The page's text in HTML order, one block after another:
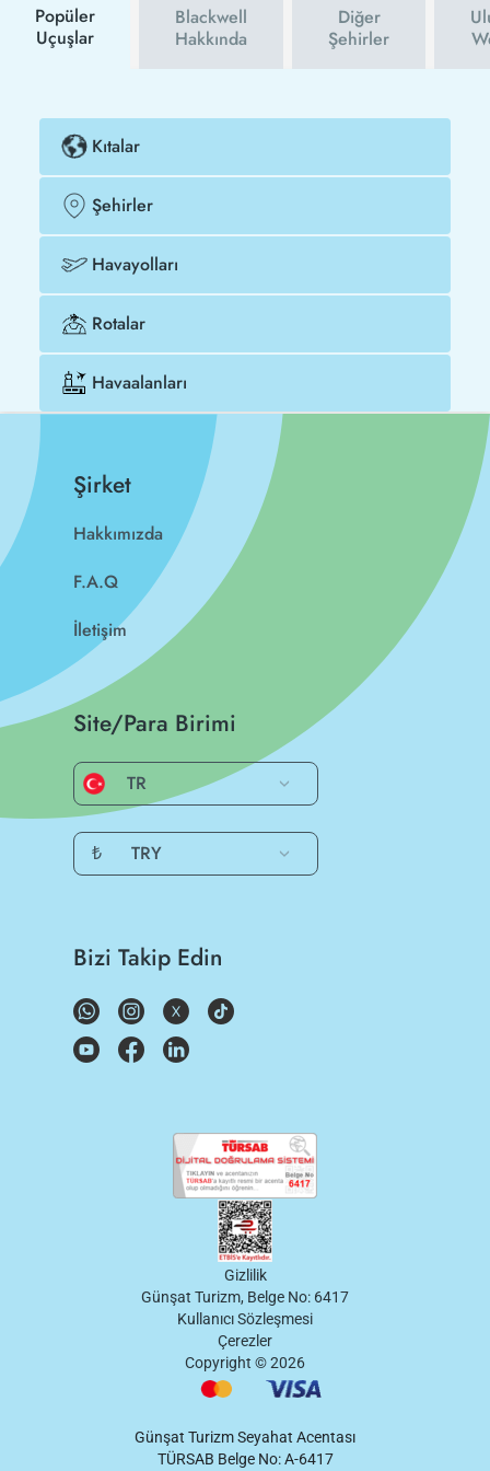
Popüler
Uçuşlar
Blackwell
Hakkında
Diğer
Şehirler
Kıtalar
Şehirler
Havayolları
Rotalar
Havaalanları
Şirket
Hakkımızda
F.A.Q
İletişim
Site/Para Birimi
TR
₺ TRY
Bizi Takip Edin
Gizlilik
Günşat Turizm, Belge No: 6417
Kullanıcı Sözleşmesi
Çerezler
Copyright ©2026
Günşat Turizm Seyahat Acentası
TÜRSAB Belge No: A-6417